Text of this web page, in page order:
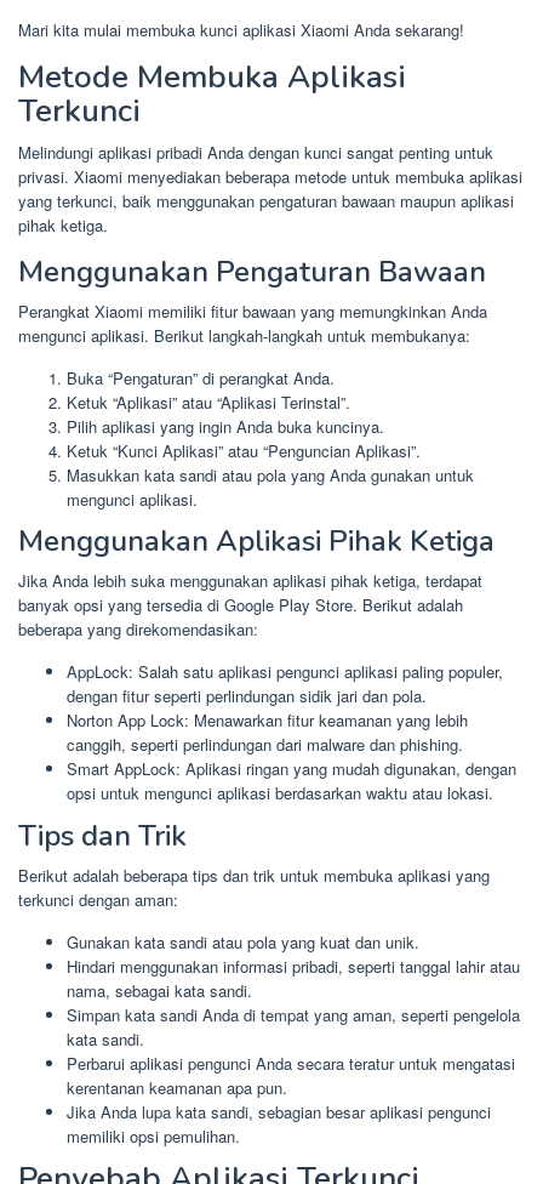
Mari kita mulai membuka kunci aplikasi Xiaomi Anda sekarang!
Metode Membuka Aplikasi
Terkunci
Melindungi aplikasi pribadi Anda dengan kunci sangat penting untuk
privasi. Xiaomi menyediakan beberapa metode untuk membuka aplikasi
yang terkunci, baik menggunakan pengaturan bawaan maupun aplikasi
pihak ketiga.
Menggunakan Pengaturan Bawaan
Perangkat Xiaomi memiliki fitur bawaan yang memungkinkan Anda
mengunci aplikasi. Berikut langkah-langkah untuk membukanya:
Buka “Pengaturan” di perangkat Anda.
Ketuk “Aplikasi” atau “Aplikasi Terinstal”.
Pilih aplikasi yang ingin Anda buka kuncinya.
Ketuk “Kunci Aplikasi” atau “Penguncian Aplikasi”.
Masukkan kata sandi atau pola yang Anda gunakan untuk
mengunci aplikasi.
Menggunakan Aplikasi Pihak Ketiga
Jika Anda lebih suka menggunakan aplikasi pihak ketiga, terdapat
banyak opsi yang tersedia di Google Play Store. Berikut adalah
beberapa yang direkomendasikan:
AppLock: Salah satu aplikasi pengunci aplikasi paling populer,
dengan fitur seperti perlindungan sidik jari dan pola.
Norton App Lock: Menawarkan fitur keamanan yang lebih
canggih, seperti perlindungan dari malware dan phishing.
Smart AppLock: Aplikasi ringan yang mudah digunakan, dengan
opsi untuk mengunci aplikasi berdasarkan waktu atau lokasi.
Tips dan Trik
Berikut adalah beberapa tips dan trik untuk membuka aplikasi yang
terkunci dengan aman:
Gunakan kata sandi atau pola yang kuat dan unik.
Hindari menggunakan informasi pribadi, seperti tanggal lahir atau
nama, sebagai kata sandi.
Simpan kata sandi Anda di tempat yang aman, seperti pengelola
kata sandi.
Perbarui aplikasi pengunci Anda secara teratur untuk mengatasi
kerentanan keamanan apa pun.
Jika Anda lupa kata sandi, sebagian besar aplikasi pengunci
memiliki opsi pemulihan.